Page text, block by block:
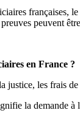
françaises,
peuvent
en France ?
justice, les frais
la demande à